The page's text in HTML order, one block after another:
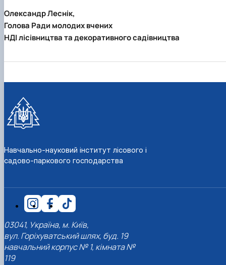
Олександр Леснік,
Голова Ради молодих вчених
НДІ лісівництва та декоративного садівництва
Навчально-науковий інститут лісового і
садово-паркового господарства
03041, Україна, м. Київ,
вул. Горіхуватський шлях, буд. 19
навчальний корпус № 1, кімната №
119